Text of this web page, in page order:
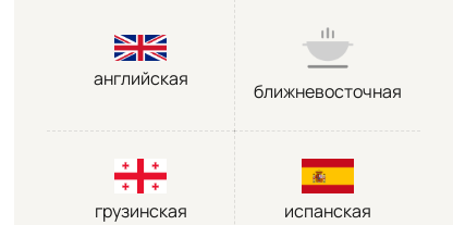
английская
ближневосточная
грузинская испанская